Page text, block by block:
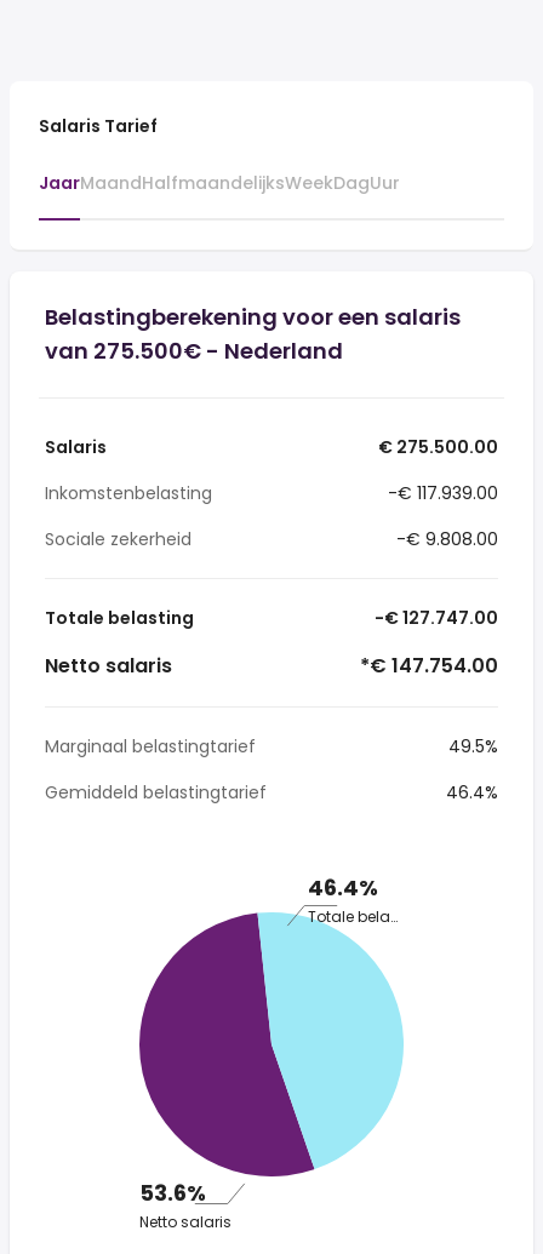
Salaris Tarief
JaarMaandHalfmaandelijksWeekDagUur
Belastingberekening voor een salaris
van 275.500€ - Nederland
Salaris
€ 275.500.00
Inkomstenbelasting
-€ 117.939.00
Sociale zekerheid
-€ 9.808.00
Totale belasting -€ 127.747.00
Netto salaris *€ 147.754.00
Marginaal belastingtarief
49.5%
Gemiddeld belastingtarief
46.4%
46.4%
Totale belasting
53.6%
Netto salaris